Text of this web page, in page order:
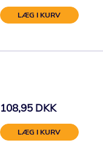
LÆG I KURV
108,95 DKK
LÆG I KURV